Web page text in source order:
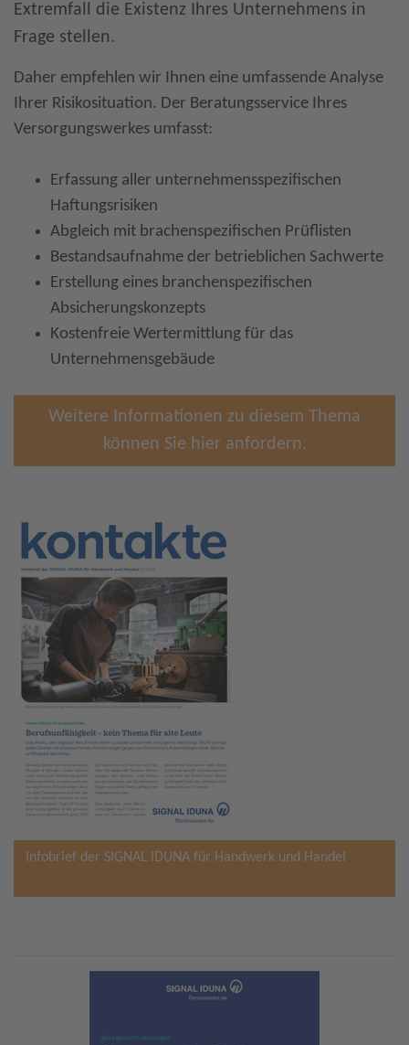
Extremfall die Existenz Ihres Unternehmens in
Frage stellen.
Daher empfehlen wir Ihnen eine umfassende Analyse
Ihrer Risikosituation. Der Beratungsservice Ihres
Versorgungswerkes umfasst:
Erfassung aller unternehmensspezifischen
Haftungsrisiken
Abgleich mit brachenspezifischen Prüflisten
Bestandsaufnahme der betrieblichen Sachwerte
Erstellung eines branchenspezifischen
Absicherungskonzepts
Kostenfreie Wertermittlung für das
Unternehmensgebäude
Weitere Informationen zu diesem Thema
können Sie hier anfordern.
Infobrief der SIGNAL IDUNA für Handwerk und Handel